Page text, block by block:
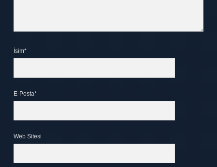
İsim*
E-Posta*
Web Sitesi